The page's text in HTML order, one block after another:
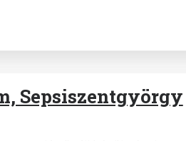
Sepsiszentgyörgy